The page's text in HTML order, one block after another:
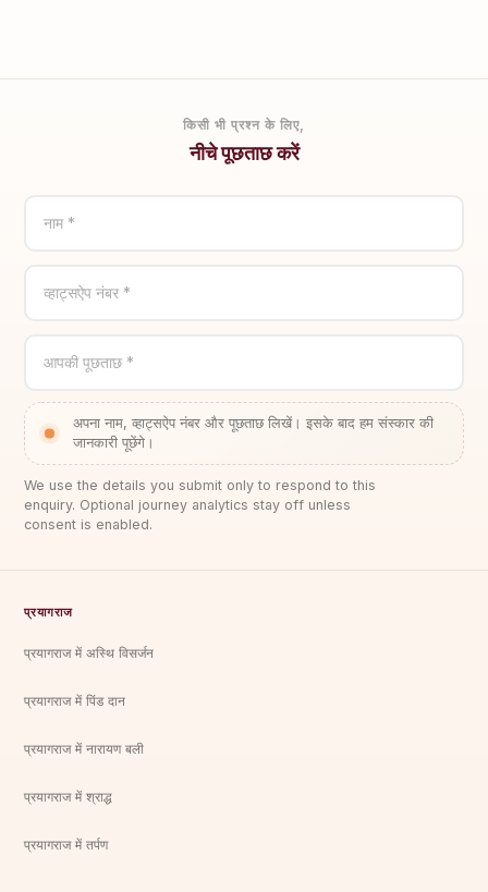
किसी भी प्रश्न के लिए,
नीचे पूछताछ करें
नाम *
व्हाट्सऐप नंबर *
आपकी पूछताछ *
अपना नाम, व्हाट्सऐप नंबर और पूछताछ लिखें। इसके बाद हम संस्कार की
जानकारी पूछेंगे।
We use the details you submit only to respond to this
enquiry. Optional journey analytics stay off unless
consent is enabled.
प्रयागराज
प्रयागराज में अस्थि विसर्जन
प्रयागराज में पिंड दान
प्रयागराज में नारायण बली
प्रयागराज में श्राद्ध
प्रयागराज में तर्पण